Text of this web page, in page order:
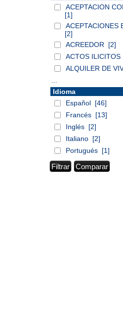
ACEPTACION
[1]
ACEPTACIONES
[2]
ACREEDOR
[2]
ACTOS ILICITOS
ALQUILER DE
Idioma
Español [46]
Francés [13]
Inglés [2]
Italiano [2]
Portugués [1]